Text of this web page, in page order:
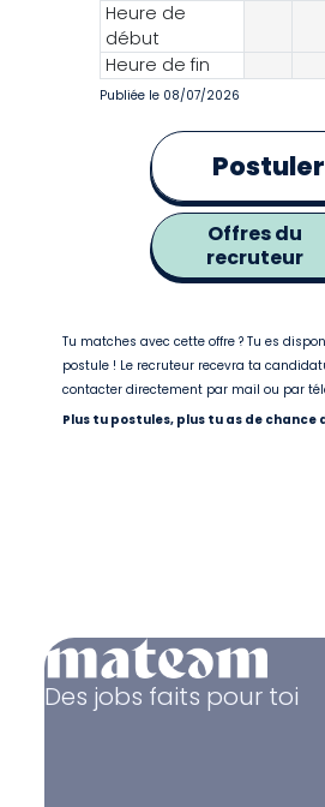
Heure de
début
Heure de fin
Publiée le 08/07/2026
Postuler
Offres du
recruteur
Tu matches avec cette offre ? Tu es
postule ! Le recruteur recevra ta
contacter directement par mail ou par
Plus tu postules, plus tu as de chance
Des jobs faits pour toi